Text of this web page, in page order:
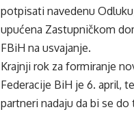
potpisati navedenu
upućena Zastupničkom
FBiH na usvajanje.
Krajnji rok za formiranje
Federacije BiH je 6. april,
partneri nadaju da bi se